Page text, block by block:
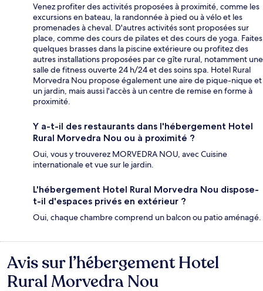
Venez profiter des activités proposées à proximité, comme les
excursions en bateau, la randonnée à pied ou à vélo et les
promenades à cheval. D'autres activités sont proposées sur
place, comme des cours de pilates et des cours de yoga. Faites
quelques brasses dans la piscine extérieure ou profitez des
autres installations proposées par ce gîte rural, notamment une
salle de fitness ouverte 24 h/24 et des soins spa. Hotel Rural
Morvedra Nou propose également une aire de pique-nique et
un jardin, mais aussi l'accès à un centre de remise en forme à
proximité.
Y a-t-il des restaurants dans l'hébergement Hotel
Rural Morvedra Nou ou à proximité ?
Oui, vous y trouverez MORVEDRA NOU, avec Cuisine
internationale et vue sur le jardin.
L'hébergement Hotel Rural Morvedra Nou dispose-
t-il d'espaces privés en extérieur ?
Oui, chaque chambre comprend un balcon ou patio aménagé.
Avis
Avis sur l’hébergement Hotel
Rural Morvedra Nou